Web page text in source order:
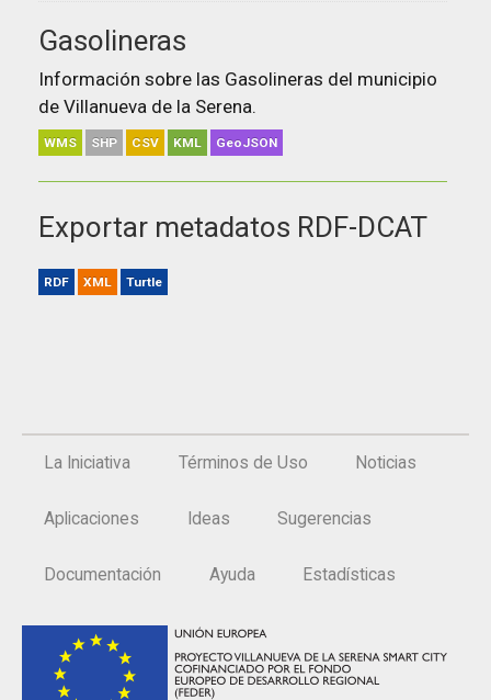
Gasolineras
Información sobre las Gasolineras del municipio
de Villanueva de la Serena.
WMS SHP CSV KML GeoJSON
Exportar metadatos RDF-DCAT
RDF XML Turtle
La Iniciativa Términos de Uso Noticias
Aplicaciones Ideas Sugerencias
Documentación Ayuda Estadísticas